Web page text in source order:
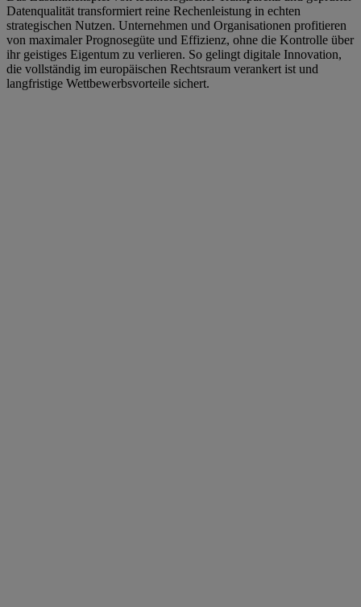
Datenqualität transformiert reine Rechenleistung in echten
strategischen Nutzen. Unternehmen und Organisationen profitieren
von maximaler Prognosegüte und Effizienz, ohne die Kontrolle über
ihr geistiges Eigentum zu verlieren. So gelingt digitale Innovation,
die vollständig im europäischen Rechtsraum verankert ist und
langfristige Wettbewerbsvorteile sichert.